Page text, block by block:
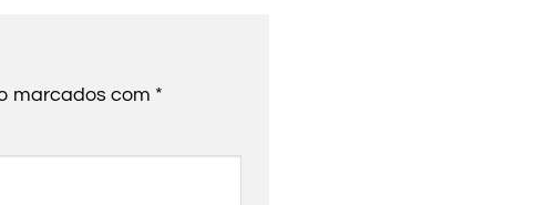
marcados com *